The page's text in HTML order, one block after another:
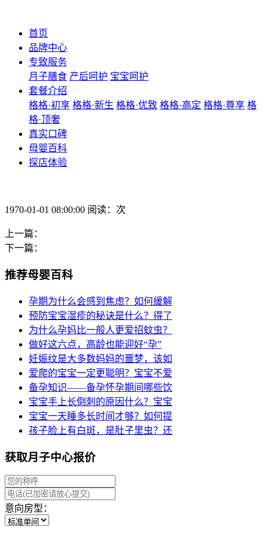
首页
品牌中心
专致服务
月子膳食 产后呵护 宝宝呵护
套餐介绍
格格·初享 格格·新生 格格·优致 格格·高定 格格·尊享 格
格·顶奢
真实口碑
母婴百科
探店体验
1970-01-01 08:00:00 阅读：次
上一篇：
下一篇：
推荐母婴百科
孕期为什么会感到焦虑？如何缓解
预防宝宝湿疹的秘诀是什么？得了
为什么孕妈比一般人更爱招蚊虫？
做好这六点，高龄也能迎好“孕”
妊娠纹是大多数妈妈的噩梦，该如
爱爬的宝宝一定更聪明？宝宝不爱
备孕知识——备孕怀孕期间哪些饮
宝宝手上长倒刺的原因什么？宝宝
宝宝一天睡多长时间才够？如何提
孩子脸上有白斑，是肚子里虫？还
获取月子中心报价
意向房型：